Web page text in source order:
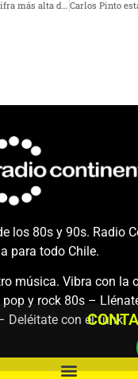
los 80s y 90s. Radio
para todo Chile.
música. Vibra con la
y rock 80s –
Deléitate con el funk.